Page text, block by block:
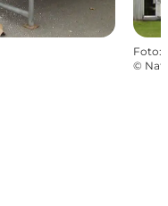
Foto:
©